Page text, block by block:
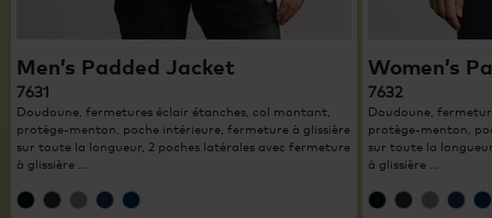
Men’s Padded Jacket
7631
Doudoune, fermetures éclair étanches, col montant,
protège-menton, poche intérieure, fermeture à glissière
sur toute la longueur, 2 poches latérales avec fermeture
à glissière …
Women’s
7632
Doudoune,
protège-menton,
sur toute la
à glissière …